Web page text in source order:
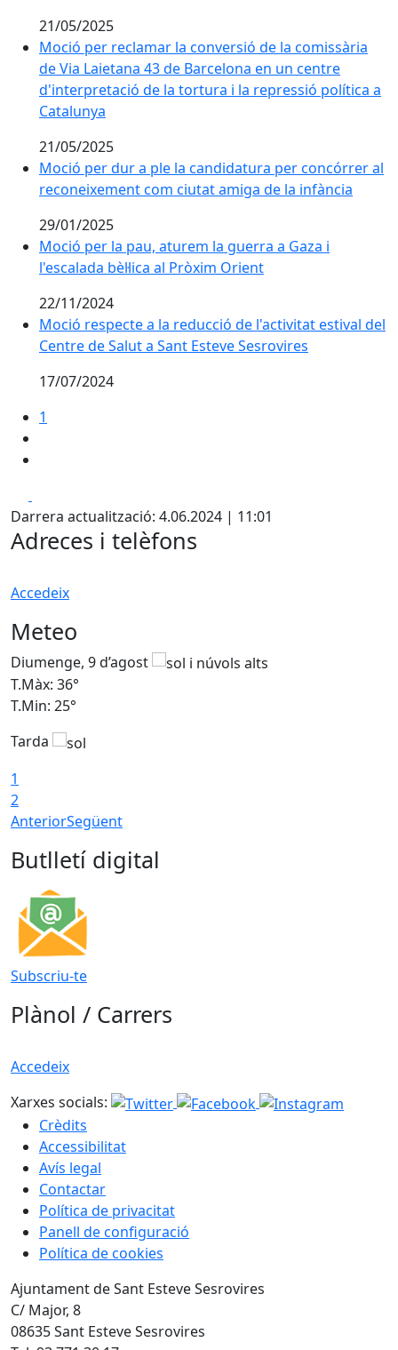
21/05/2025
Moció per reclamar la conversió de la comissària
de Via Laietana 43 de Barcelona en un centre
d'interpretació de la tortura i la repressió política a
Catalunya
21/05/2025
Moció per dur a ple la candidatura per concórrer al
reconeixement com ciutat amiga de la infància
29/01/2025
Moció per la pau, aturem la guerra a Gaza i
l'escalada bèl·lica al Pròxim Orient
22/11/2024
Moció respecte a la reducció de l'activitat estival del
Centre de Salut a Sant Esteve Sesrovires
17/07/2024
1
Darrera actualització: 4.06.2024 | 11:01
Adreces i telèfons
Accedeix
Meteo
Diumenge, 9 d’agost
T.Màx: 36°
T.Min: 25°
Tarda
1
2
AnteriorSegüent
Butlletí digital
Subscriu-te
Plànol / Carrers
Accedeix
Xarxes socials:
Crèdits
Accessibilitat
Avís legal
Contactar
Política de privacitat
Panell de configuració
Política de cookies
Ajuntament de Sant Esteve Sesrovires
C/ Major, 8
08635 Sant Esteve Sesrovires